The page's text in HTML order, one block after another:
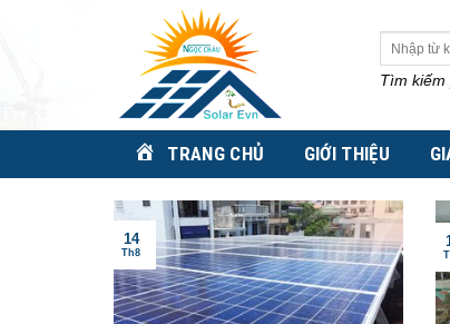
kiếm:
Tìm kiếm
TRANG CHỦ GIỚI THIỆU
14
Th8